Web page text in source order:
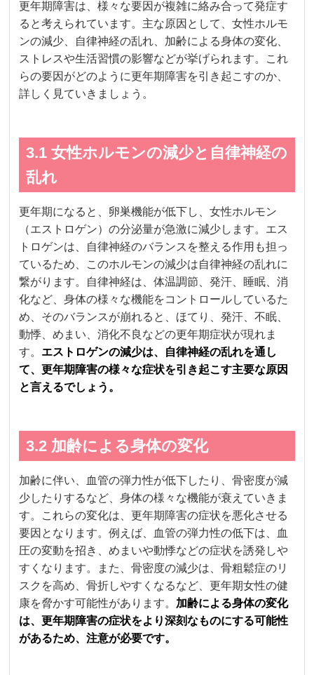
更年期障害は、様々な要因が複雑に絡み合って発症す
ると考えられています。主な原因として、女性ホルモ
ンの減少、自律神経の乱れ、加齢による身体の変化、
ストレスや生活習慣の影響などが挙げられます。これ
らの要因がどのように更年期障害を引き起こすのか、
詳しく見ていきましょう。
3.1 女性ホルモンの減少と自律神経の
乱れ
更年期になると、卵巣機能が低下し、女性ホルモン
（エストロゲン）の分泌量が急激に減少します。エス
トロゲンは、自律神経のバランスを整える作用も担っ
ているため、このホルモンの減少は自律神経の乱れに
繋がります。自律神経は、体温調節、発汗、睡眠、消
化など、身体の様々な機能をコントロールしているた
め、そのバランスが崩れると、ほてり、発汗、不眠、
動悸、めまい、消化不良などの更年期症状が現れま
す。 エストロゲンの減少は、自律神経の乱れを通し
て、更年期障害の様々な症状を引き起こす主要な原因
と言えるでしょう。
3.2 加齢による身体の変化
加齢に伴い、血管の弾力性が低下したり、骨密度が減
少したりするなど、身体の様々な機能が衰えていきま
す。これらの変化は、更年期障害の症状を悪化させる
要因となります。例えば、血管の弾力性の低下は、血
圧の変動を招き、めまいや動悸などの症状を誘発しや
すくなります。また、骨密度の減少は、骨粗鬆症のリ
スクを高め、骨折しやすくなるなど、更年期女性の健
康を脅かす可能性があります。 加齢による身体の変化
は、更年期障害の症状をより深刻なものにする可能性
があるため、注意が必要です。